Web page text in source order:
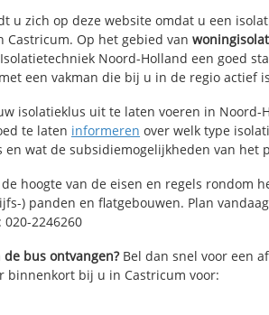
u zich op deze website omdat u een
Castricum. Op het gebied van
Noord-Holland een goed
een vakman die bij u in de regio actief
isolatieklus uit te laten voeren in Noord-
te laten informeren over welk type
en wat de subsidiemogelijkheden van het
hoogte van de eisen en regels rondom
) panden en flatgebouwen. Plan
2246260
bus ontvangen?Bel dan snel voor een
binnenkort bij u in Castricum voor: